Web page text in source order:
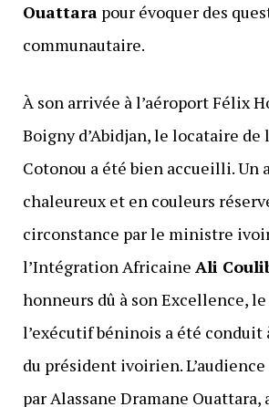
Ouattarapour évoquer des
communautaire.
À son arrivée à l’aéroport Félix
Boigny d’Abidjan, le locataire de
Cotonou a été bien accueilli. Un
chaleureux et en couleurs
circonstance par le ministre
l’Intégration Africaine Ali
honneurs dû à son Excellence,
l’exécutif béninois a été conduit
du président ivoirien.
par Alassane Dramane Ouattara,